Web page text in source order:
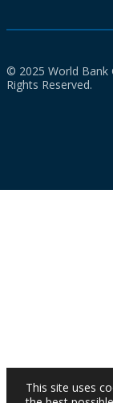
© 2025 World Bank
Rights Reserved.
This site uses